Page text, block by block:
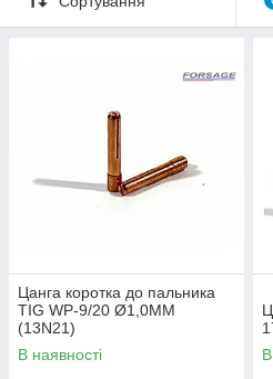
Цанга коротка до пальника
TIG WP-9/20 Ø1,0ММ
(13N21)
В наявності